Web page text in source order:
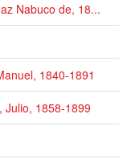
Nabuco de, 18...
1840-1891
Julio, 1858-1899